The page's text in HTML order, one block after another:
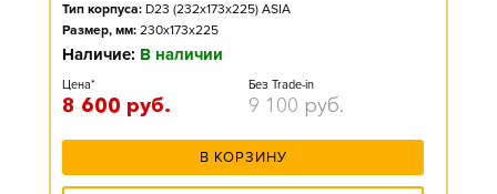
Тип корпуса: D23 (232x173x225) ASIA
Размер, мм: 230x173x225
Наличие: В наличии
Цена*
8 600 руб.
Без Trade-in
9 100 руб.
В КОРЗИНУ